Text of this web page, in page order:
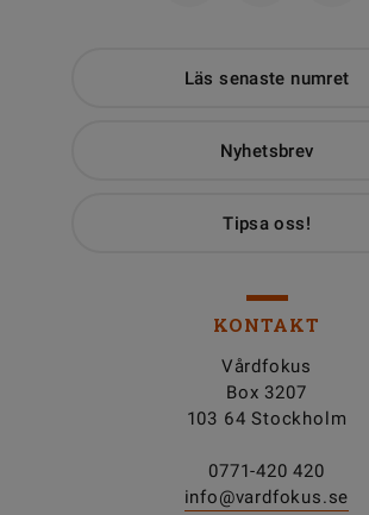
Läs senaste numret
Nyhetsbrev
Tipsa oss!
KONTAKT
Vårdfokus
Box 3207
103 64 Stockholm
0771-420 420
info@vardfokus.se